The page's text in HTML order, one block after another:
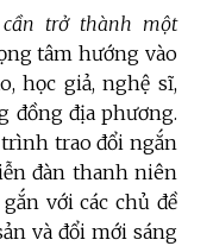
trở thành một
tâm hướng vào
học giả, nghệ sĩ,
đồng địa phương.
trao đổi ngắn
đàn thanh niên
với các chủ đề
và đổi mới sáng